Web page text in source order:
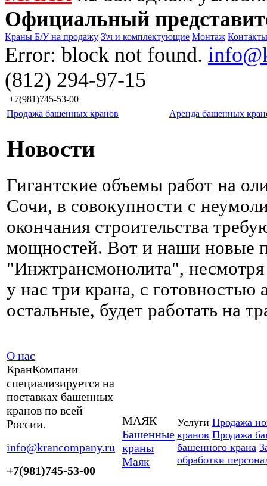
Официальный
Краны Б/У на продажу З\ч и комплектующие Монтаж Контакты
Error: block not found.
(812) 294-97-15
+7(981)745-53-00
Продажа башенных кранов
Аренда башенных
Новости
Гигантские объемы работ на
Сочи, в совокупности с
окончания строительства
мощностей. Вот и наши новые
"Инжтрансмонолита",
у нас три крана, с
остальные, будет работать на
О нас
КранКомпани
специализируется на
поставках башенных
кранов по всей
России.
info@krancompany.ru
+7(981)745-53-00
МАЯК
Башенные
краны
Маяк
Услуги Продажа
кранов Продажа
башенного крана
обработки